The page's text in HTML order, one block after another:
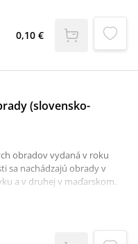
0,10 €
(slovensko-
obradov vydaná v roku
sa nachádzajú obrady v
a v druhej v maďarskom.